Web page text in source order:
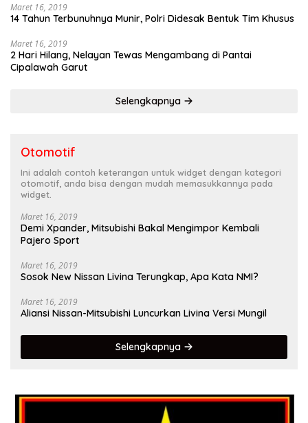
Maret 16, 2019
14 Tahun Terbunuhnya Munir, Polri Didesak Bentuk Tim Khusus
Maret 16, 2019
2 Hari Hilang, Nelayan Tewas Mengambang di Pantai
Cipalawah Garut
Selengkapnya
Otomotif
Ini adalah contoh keterangan untuk widget dengan kategori
otomotif, anda bisa dengan mudah memasukkannya pada
widget.
Maret 16, 2019
Demi Xpander, Mitsubishi Bakal Mengimpor Kembali
Pajero Sport
Maret 16, 2019
Sosok New Nissan Livina Terungkap, Apa Kata NMI?
Maret 16, 2019
Aliansi Nissan-Mitsubishi Luncurkan Livina Versi Mungil
Selengkapnya